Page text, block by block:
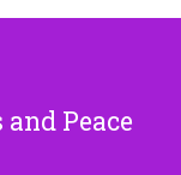
Peace